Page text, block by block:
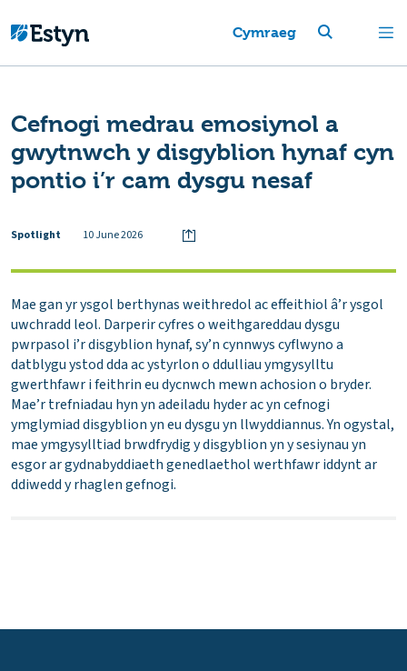
Cymraeg
Cefnogi medrau emosiynol a
gwytnwch y disgyblion hynaf cyn
pontio i’r cam dysgu nesaf
Spotlight 10 June 2026
Mae gan yr ysgol berthynas weithredol ac effeithiol â’r ysgol
uwchradd leol. Darperir cyfres o weithgareddau dysgu
pwrpasol i’r disgyblion hynaf, sy’n cynnwys cyflwyno a
datblygu ystod dda ac ystyrlon o ddulliau ymgysylltu
gwerthfawr i feithrin eu dycnwch mewn achosion o bryder.
Mae’r trefniadau hyn yn adeiladu hyder ac yn cefnogi
ymglymiad disgyblion yn eu dysgu yn llwyddiannus. Yn ogystal,
mae ymgysylltiad brwdfrydig y disgyblion yn y sesiynau yn
esgor ar gydnabyddiaeth genedlaethol werthfawr iddynt ar
ddiwedd y rhaglen gefnogi.